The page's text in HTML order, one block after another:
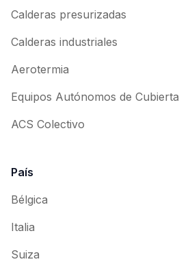
Calderas presurizadas
Calderas industriales
Aerotermia
Equipos Autónomos de Cubierta
ACS Colectivo
País
Bélgica
Italia
Suiza